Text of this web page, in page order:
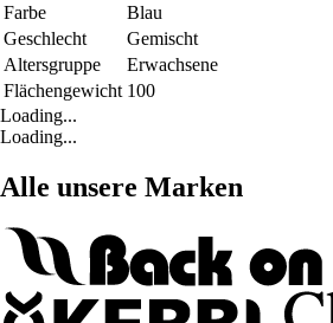
Farbe
Blau
Geschlecht
Gemischt
Altersgruppe
Erwachsene
Flächengewicht 100
Loading...
Loading...
Alle unsere Marken